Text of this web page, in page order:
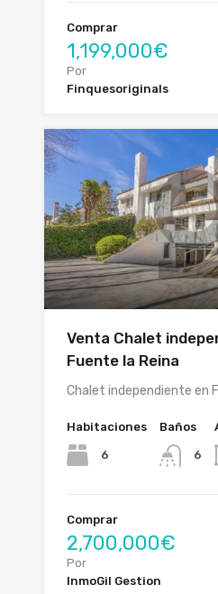
Comprar
1,199,000€
Por
Finquesoriginals
Venta Chalet
Fuente la Reina
Chalet independiente en
Habitaciones
6
Baños
6
Comprar
2,700,000€
Por
InmoGil Gestion